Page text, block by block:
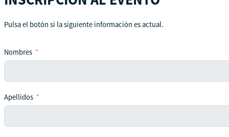
Pulsa el botón si la siguiente información es actual.
Nombres
Apellidos